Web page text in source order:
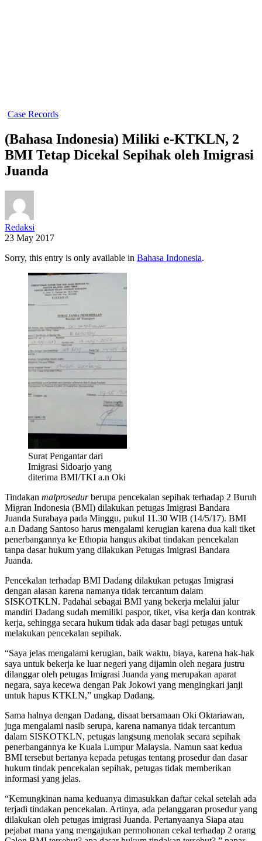
Case Records
(Bahasa Indonesia) Miliki e-KTKLN, 2
BMI Tetap Dicekal Sepihak oleh Imigrasi
Juanda
Redaksi
23 May 2017
Sorry, this entry is only available in Bahasa Indonesia.
Surat Pengantar dari
Imigrasi Sidoarjo yang
diterima BMI/TKI a.n Oki
Tindakan malprosedurberupa pencekalan sepihak terhadap 2 Buruh
Migran Indonesia (BMI) dilakukan petugas Imigrasi Bandara
Juanda Surabaya pada Minggu, pukul 11.30 WIB (14/5/17). BMI
a.n Dadang Santoso harus mengalami kerugian karena dua kali tiket
penerbangannya ke Ethopia hangus akibat tindakan pencekalan
tanpa dasar hukum yang dilakukan Petugas Imigrasi Bandara
Juanda.
Pencekalan terhadap BMI Dadang dilakukan petugas Imigrasi
dengan alasan karena namanya tidak tercantum dalam
SISKOTKLN. Padahal sebagai BMI yang bekerja melalui jalur
mandiri Dadang sudah memiliki paspor, tiket, visa kerja dan kontrak
kerja, sehingga secara hukum tidak ada dasar bagi petugas untuk
melakukan pencekalan sepihak.
“Saya jelas mengalami kerugian, baik waktu, biaya, karena hak-hak
saya untuk bekerja ke luar negeri yang dijamin oleh negara justru
dilanggar oleh petugas Imigrasi Juanda yang merupakan aparat
negara, saya kecewa dengan Pak Jokowi yang mengingkari janji
untuk hapus KTKLN,” ungkap Dadang.
Sama halnya dengan Dadang, disaat bersamaan Oki Oktariawan,
juga mengalami nasib serupa, karena namanya tidak tercantum
dalam SISKOTKLN, petugas langsung menolak secara sepihak
penerbangannya ke Kuala Lumpur Malaysia. Namun saat kedua
BMI tersebut bertanya kepada petugas tentang prosedur dan dasar
hukum tindak pencekalan sepihak, petugas tidak memberikan
informasi yang jelas.
“Kemungkinan nama keduanya dimasukkan daftar cekal setelah ada
terjadi tindakan pencekalan. Artinya, ada pelanggaran prosedur yang
dilakukan oleh petugas imigrasi Juanda. Pertanyaanya Siapa atau
pejabat mana yang mengajukan permohonan cekal terhadap 2 orang